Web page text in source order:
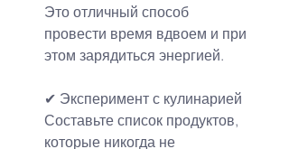
Это отличный способ
провести время вдвоем и при
этом зарядиться энергией.
✔ Эксперимент с кулинарией
Составьте список продуктов,
которые никогда не